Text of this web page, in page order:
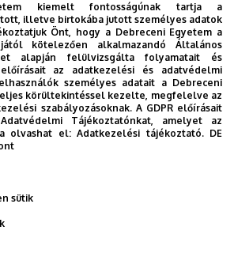
a május 1-jei Családi Nap.
1., (csütörtök) 9 óra
(Debrecen, Dóczy utca 9.)
https://deac.hu/egyeb/ha-majus-1-
nap/
10:44
kiemelt fontosságúnak tartja a
illetve birtokába jutott személyes adatok
Önt, hogy a Debreceni Egyetem a
kötelezően alkalmazandó Általános
alapján felülvizsgálta folyamatait és
az adatkezelési és adatvédelmi
személyes adatait a Debreceni
körültekintéssel kezelte, megfelelve az
szabályozásoknak. A GDPR előírásait
Tájékoztatónkat, amelyet az
olvashat el:Adatkezelési tájékoztató. DE
sütik